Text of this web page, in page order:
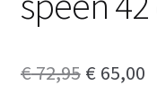
€72,95 € 65,00